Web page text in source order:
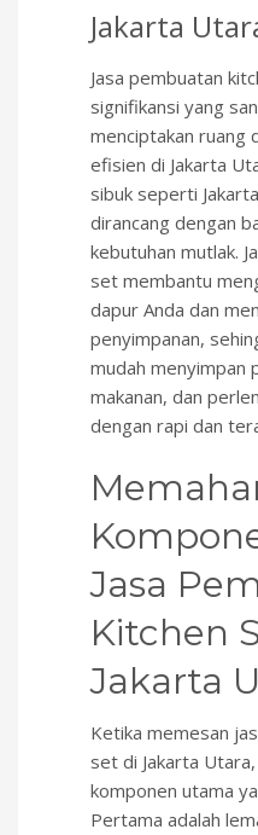
Jakarta
Jasa pembuatan
signifikansi yang
menciptakan ruang
efisien di Jakarta
sibuk seperti
dirancang dengan
kebutuhan mutlak.
set membantu
dapur Anda dan
penyimpanan,
mudah menyimpan
makanan, dan
dengan rapi dan
Jasa
Kitchen
Jakarta
Ketika memesan
set di Jakarta
komponen utama
Pertama adalah